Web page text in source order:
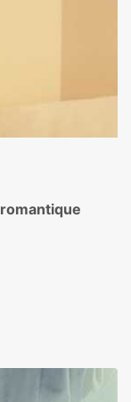
romantique